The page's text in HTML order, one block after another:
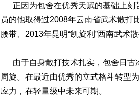
正因为包舍在优秀天赋的基础上刻
员的他取得过2008年云南省武术散打
腰带、2013年昆明“凯旋利”西南武术
由于自身散打技术扎实，包舍日古
周旋。在最近由优秀的立式格斗转型
应力，在轻量级中未来可期。